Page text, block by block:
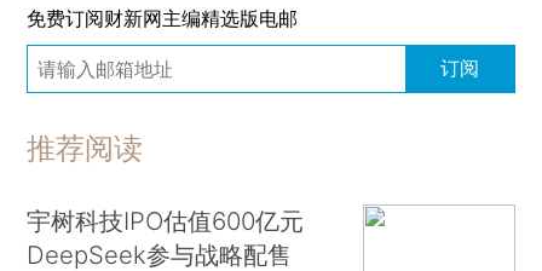
免费订阅财新网主编精选版电邮
订阅
推荐阅读
宇树科技IPO估值600亿元
DeepSeek参与战略配售